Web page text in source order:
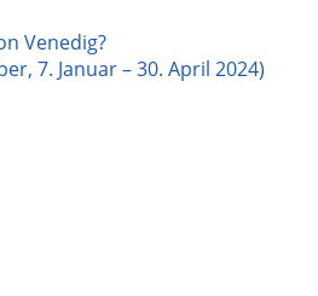
Venedig?
7. Januar – 30. April 2024)